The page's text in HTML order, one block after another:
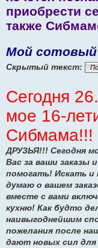
приобрести
также
Мой сотовый
Скрытый текст:
Сегодня
мое 16-
Сибмама!!!
ДРУЗЬЯ!!! Сегодня
Вас за ваши заказы
помогать! Искать и
думаю о вашем
вместе с вами
кухню! Как будто
наивыгоднейшим
пожелания после
дают новых сил